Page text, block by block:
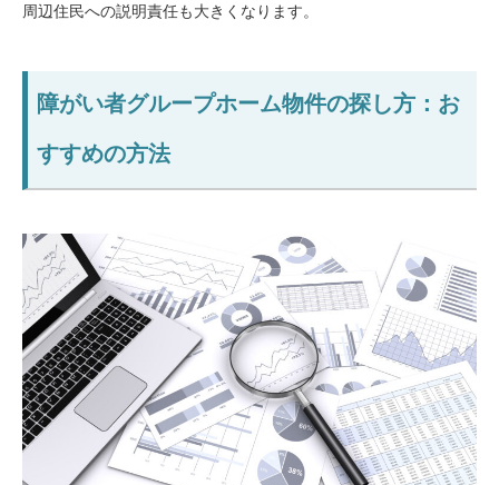
周辺住民への説明責任も大きくなります。
障がい者グループホーム物件の探し方：お
すすめの方法